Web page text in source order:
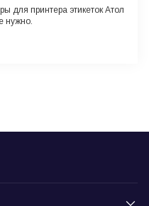
для принтера этикеток Атол
нужно.